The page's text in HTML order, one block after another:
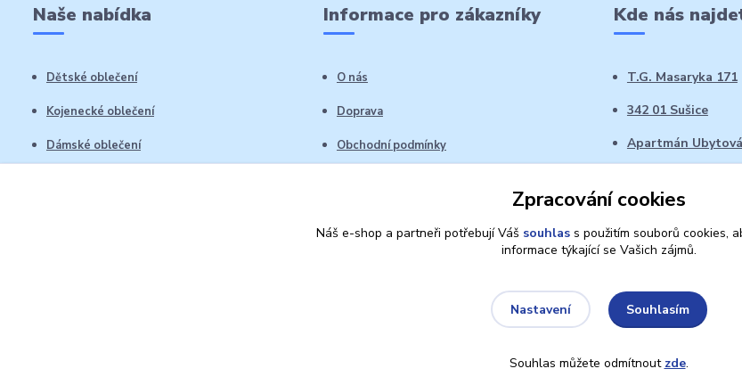
Naše nabídka
Dětské oblečení
Kojenecké oblečení
Dámské oblečení
Informace pro zákazníky
O nás
Doprava
Obchodní podmínky
Kde nás
T.G. Masaryka 171
342 01 Sušice
Apartmán
Zpracování cookies
Náš e-shop a partneři potřebují Váš souhlass použitím souborů cookies,
informace týkající se Vašich zájmů.
Nastavení Souhlasím
Souhlas můžete odmítnout zde.